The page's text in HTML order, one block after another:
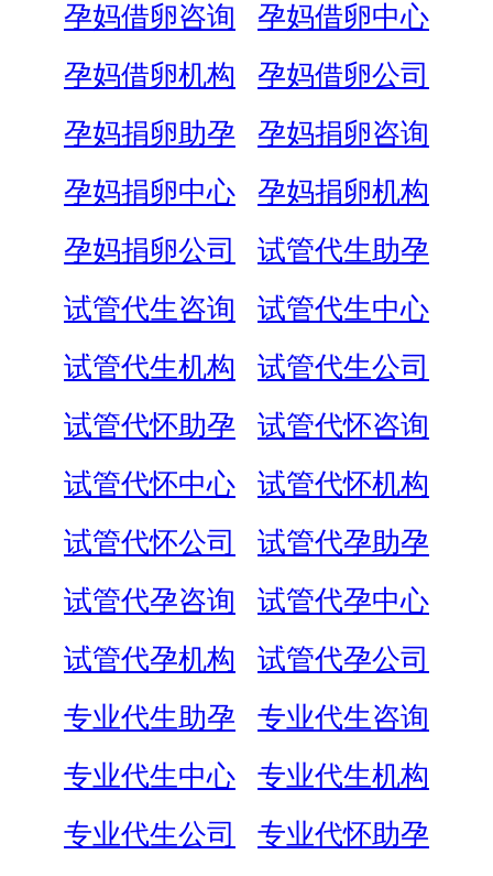
孕妈借卵咨询
孕妈借卵中心
孕妈借卵机构
孕妈借卵公司
孕妈捐卵助孕
孕妈捐卵咨询
孕妈捐卵中心
孕妈捐卵机构
孕妈捐卵公司
试管代生助孕
试管代生咨询
试管代生中心
试管代生机构
试管代生公司
试管代怀助孕
试管代怀咨询
试管代怀中心
试管代怀机构
试管代怀公司
试管代孕助孕
试管代孕咨询
试管代孕中心
试管代孕机构
试管代孕公司
专业代生助孕
专业代生咨询
专业代生中心
专业代生机构
专业代生公司
专业代怀助孕